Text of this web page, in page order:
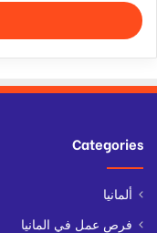
Categories
ألمانيا
فرص عمل في المانيا